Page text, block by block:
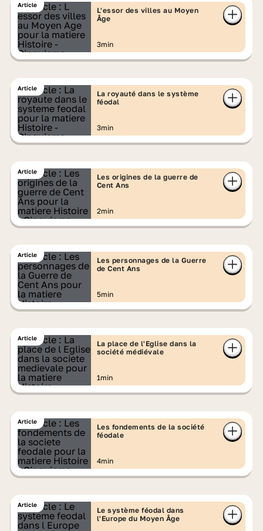
Article
L'essor des villes au Moyen
Âge
3min
Article
La royauté dans le système
féodal
3min
Article
Les origines de la guerre de
Cent Ans
2min
Article
Les personnages de la Guerre
de Cent Ans
5min
Article
La place de l'Eglise dans la
société médiévale
1min
Article
Les fondements de la société
féodale
4min
Article
Le système féodal dans
l'Europe du Moyen Âge